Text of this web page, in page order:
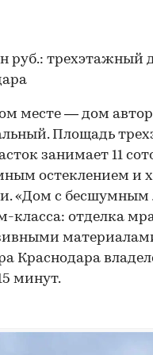
руб.: трехэтажный
месте — дом
Площадь
занимает 11
остеклением и
«Дом с
класса: отделка
Краснодара
минут.